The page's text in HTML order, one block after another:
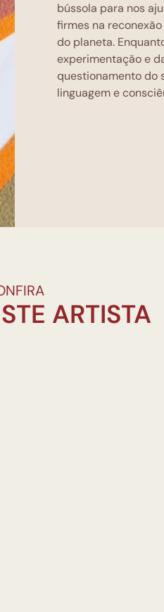
bússola para nos
firmes na
do planeta.
experimentação e
questionamento do
linguagem e
ARTISTA